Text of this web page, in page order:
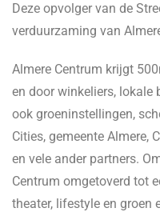
Deze opvolger van de
verduurzaming van
Almere Centrum krijgt
en door winkeliers, lokale
ook groeninstellingen,
Cities, gemeente Almere,
en vele ander partners.
Centrum omgetoverd tot
theater, lifestyle en groen